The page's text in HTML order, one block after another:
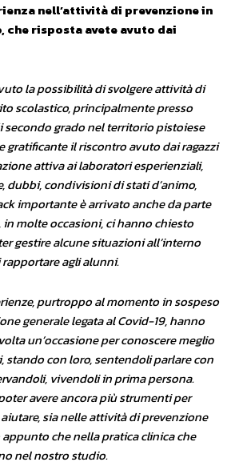
nell’attività di prevenzione in
che risposta avete avuto dai
la possibilità di svolgere attività di
scolastico, principalmente presso
secondo grado nel territorio pistoiese
gratificante il riscontro avuto dai ragazzi
attiva ai laboratori esperienziali,
dubbi, condivisioni di stati d’animo,
importante è arrivato anche da parte
in molte occasioni, ci hanno chiesto
gestire alcune situazioni all’interno
agli alunni.
purtroppo al momento in sospeso
generale legata al Covid-19, hanno
un’occasione per conoscere meglio
stando con loro, sentendoli parlare con
vivendoli in prima persona.
avere ancora più strumenti per
sia nelle attività di prevenzione
che nella pratica clinica che
nel nostro studio.